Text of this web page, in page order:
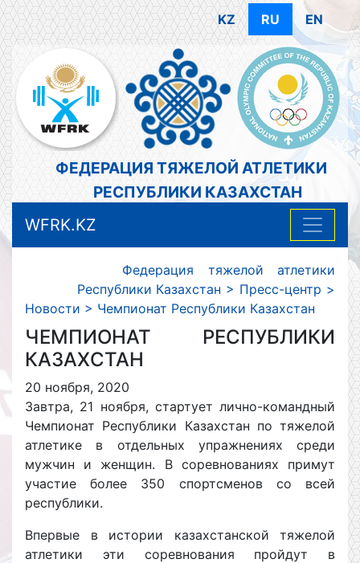
KZ RU EN
ФЕДЕРАЦИЯ ТЯЖЕЛОЙ АТЛЕТИКИ
РЕСПУБЛИКИ КАЗАХСТАН
WFRK.KZ
Федерация тяжелой атлетики
Республики Казахстан > Пресс-центр >
Новости > Чемпионат Республики Казахстан
ЧЕМПИОНАТ РЕСПУБЛИКИ
КАЗАХСТАН
20 ноября, 2020
Завтра, 21 ноября, стартует лично-командный
Чемпионат Республики Казахстан по тяжелой
атлетике в отдельных упражнениях среди
мужчин и женщин. В соревнованиях примут
участие более 350 спортсменов со всей
республики.
Впервые в истории казахстанской тяжелой
атлетики эти соревнования пройдут в